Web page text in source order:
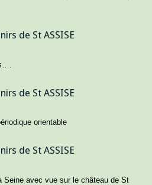
orientable
Seine avec vue sur le château de St